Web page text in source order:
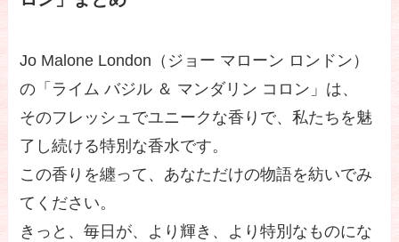
Jo Malone London（ジョー マローン ロンドン）
の「ライム バジル ＆ マンダリン コロン」は、
そのフレッシュでユニークな香りで、私たちを魅
了し続ける特別な香水です。
この香りを纏って、あなただけの物語を紡いでみ
てください。
きっと、毎日が、より輝き、より特別なものにな